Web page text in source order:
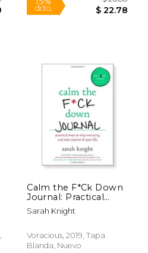
Calm the F*Ck Down
Journal: Practical
Ways to Stop
Worrying and Take
no F*Cks Given
Journal) (en Inglés)
Sarah Knight
Voracious, 2019, Tapa
Blanda, Nuevo